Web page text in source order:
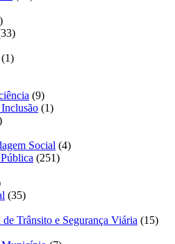
(1)
(9)
(1)
Social (4)
(251)
(35)
Trânsito e Segurança Viária (15)